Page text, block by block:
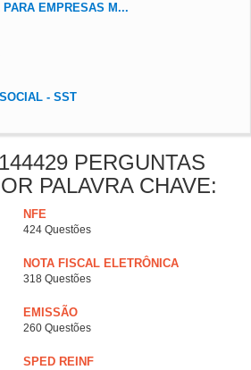
EMPRESAS M...
- SST
PERGUNTAS
PALAVRA CHAVE:
NFE
424 Questões
NOTA FISCAL ELETRÔNICA
318 Questões
EMISSÃO
260 Questões
SPED REINF